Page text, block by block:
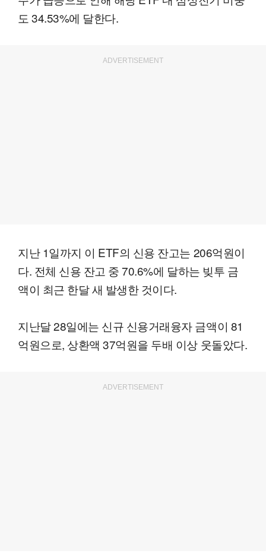
도 34.53%에 달한다.
ADVERTISEMENT
지난 1일까지 이 ETF의 신용 잔고는 206억원이
다. 전체 신용 잔고 중 70.6%에 달하는 빚투 금
액이 최근 한달 새 발생한 것이다.
지난달 28일에는 신규 신용거래융자 금액이 81
억원으로, 상환액 37억원을 두배 이상 웃돌았다.
ADVERTISEMENT